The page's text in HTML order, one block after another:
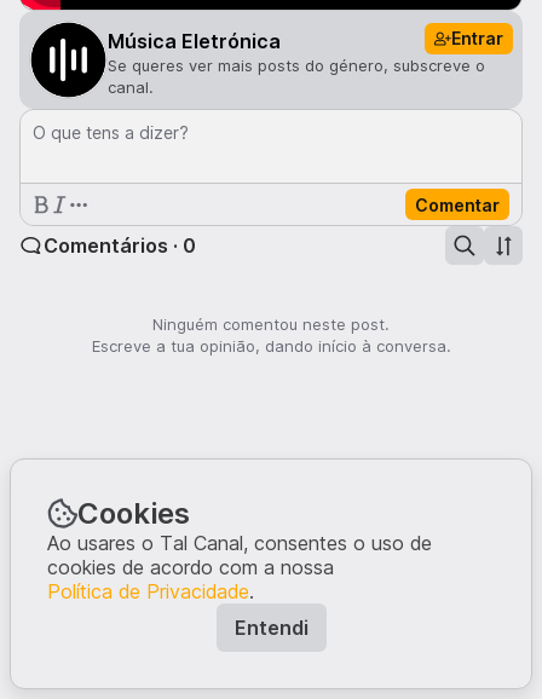
Música Eletrónica Entrar
Se queres ver mais posts do género, subscreve o
canal.
O que tens a dizer?
Comentar
Comentários · 0
Ninguém comentou neste post.
Escreve a tua opinião, dando início à conversa.
Cookies
Ao usares o Tal Canal, consentes o uso de
cookies de acordo com a nossa
Política de Privacidade.
Entendi